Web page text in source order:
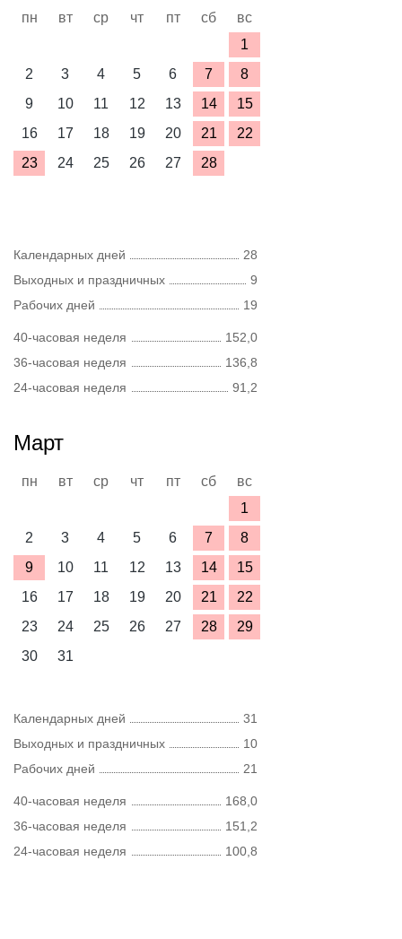
пн вт ср чт пт сб
вс
1
2
3 4 5 6 7
8
9
10 11 12 13 14
15
16
17 18 19 20 21
22
23
24 25 26 27 28
Календарных дней
28
Выходных и праздничных
9
Рабочих дней
19
40-часовая неделя
152,0
36-часовая неделя
136,8
24-часовая неделя
91,2
Март
пн вт ср чт пт сб
вс
1
2
3 4 5 6 7
8
9
10 11 12 13 14
15
16
17 18 19 20 21
22
23
24 25 26 27 28
29
30
31
Календарных дней
31
Выходных и праздничных
10
Рабочих дней
21
40-часовая неделя
168,0
36-часовая неделя
151,2
24-часовая неделя
100,8